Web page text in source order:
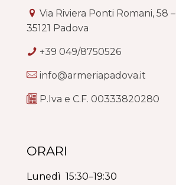
Via Riviera Ponti Romani, 58 –
35121 Padova
+39 049/8750526
info@armeriapadova.it
P.Iva e C.F. 00333820280
ORARI
Lunedì 15:30–19:30